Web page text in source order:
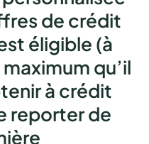
de crédit
éligible (à
qu’il
à crédit
reporter de